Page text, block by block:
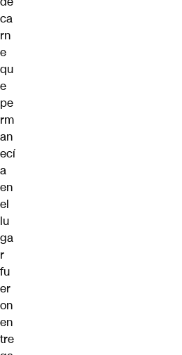
ca
rn
e
qu
e
pe
rm
an
ecí
a
en
el
lu
ga
r
fu
er
on
en
tre